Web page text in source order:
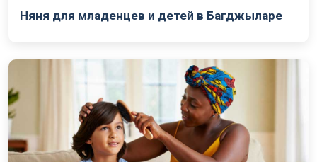
Няня для младенцев и детей в Багджыларе